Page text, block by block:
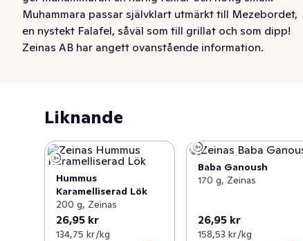
Muhammara passar självklart utmärkt till Mezebordet,
en nystekt Falafel, såväl som till grillat och som dipp!
Zeinas AB har angett ovanstående information.
Liknande
Hummus
Karamelliserad Lök
200 g, Zeinas
26,95 kr
134,75 kr /kg
Baba Ganoush
170 g, Zeinas
26,95 kr
158,53 kr /kg